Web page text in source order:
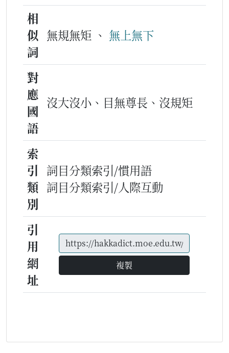
相
似
詞
無規無矩 、 無上無下
對
應
國
語
沒大沒小、目無尊長、沒規矩
索
引
類
別
詞目分類索引/慣用語
詞目分類索引/人際互動
引
用
網
址
複製